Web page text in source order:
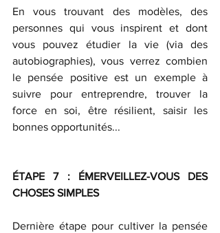
En vous trouvant des modèles, des
personnes qui vous inspirent et dont
vous pouvez étudier la vie (via des
autobiographies), vous verrez combien
le pensée positive est un exemple à
suivre pour entreprendre, trouver la
force en soi, être résilient, saisir les
bonnes opportunités...
ÉTAPE 7 : ÉMERVEILLEZ-VOUS DES
CHOSES SIMPLES
Dernière étape pour cultiver la pensée